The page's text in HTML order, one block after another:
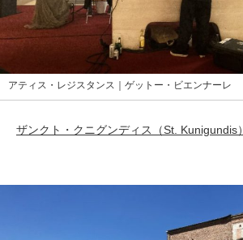
アティス・レジスタンス｜ゲットー・ビエンナーレ
ザンクト・クニグンディス（St. Kunigundis）